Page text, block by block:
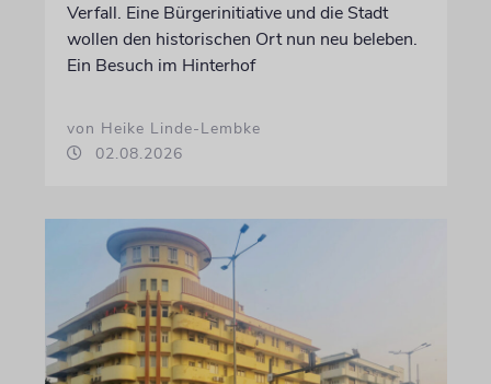
Verfall. Eine Bürgerinitiative und die Stadt
wollen den historischen Ort nun neu beleben.
Ein Besuch im Hinterhof
von Heike Linde-Lembke
02.08.2026